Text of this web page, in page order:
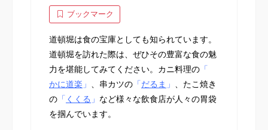
ブックマーク
道頓堀は食の宝庫としても知られています。
道頓堀を訪れた際は、ぜひその豊富な食の魅
力を堪能してみてください。カニ料理の 「
かに道楽 」 、串カツの 「だるま 」 、たこ焼き
の 「 くくる 」 など様々な飲食店が人々の胃袋
を掴んでいます。